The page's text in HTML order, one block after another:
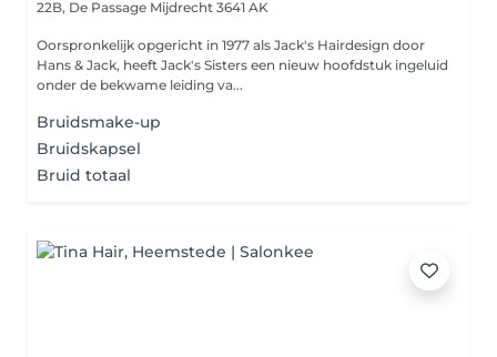
22B, De Passage Mijdrecht 3641 AK
Oorspronkelijk opgericht in 1977 als Jack's Hairdesign door
Hans & Jack, heeft Jack's Sisters een nieuw hoofdstuk ingeluid
onder de bekwame leiding va...
Bruidsmake-up
Bruidskapsel
Bruid totaal